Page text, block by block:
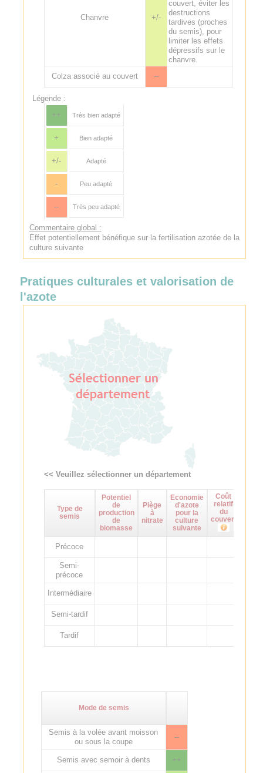
Chanvre +/-
couvert, éviter les
destructions
tardives (proches
du semis), pour
limiter les effets
dépressifs sur le
chanvre.
Colza associé au couvert
--
Légende :
++
Très bien adapté
+ Bien adapté
+/- Adapté
- Peu adapté
-- Très peu adapté
Commentaire global :
Effet potentiellement bénéfique sur la fertilisation azotée de la
culture suivante
Pratiques culturales et valorisation de
l'azote
<< Veuillez sélectionner un département
Type de
semis
Potentiel
de
production
de
biomasse
Piège
à
nitrate
Economie
d'azote
pour la
culture
suivante
Coût
relatif
du
couvert
Précoce
Semi-
précoce
Intermédiaire
Semi-tardif
Tardif
Mode de semis
Semis à la volée avant moisson
ou sous la coupe
--
Semis avec semoir à dents ++